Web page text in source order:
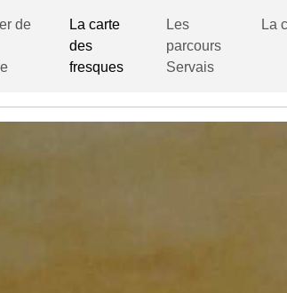
de
La carte
des
fresques
Les
parcours
Servais
La